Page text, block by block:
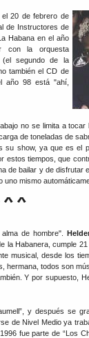
20 de febrero de
de Instructores de
Habana en el año
con la orquesta
segundo de la
también el CD de
año 98 está "ahí,
no se limita a tocar
de toneladas de
su show, ya que es el
estos tiempos, que
de bailar y de disfrutar
mismo
de hombre".
la Habanera, cumple 21
musical, desde los
hermana, todos son
Y por supuesto,
y después se
de Nivel Medio ya
fue parte de “Los